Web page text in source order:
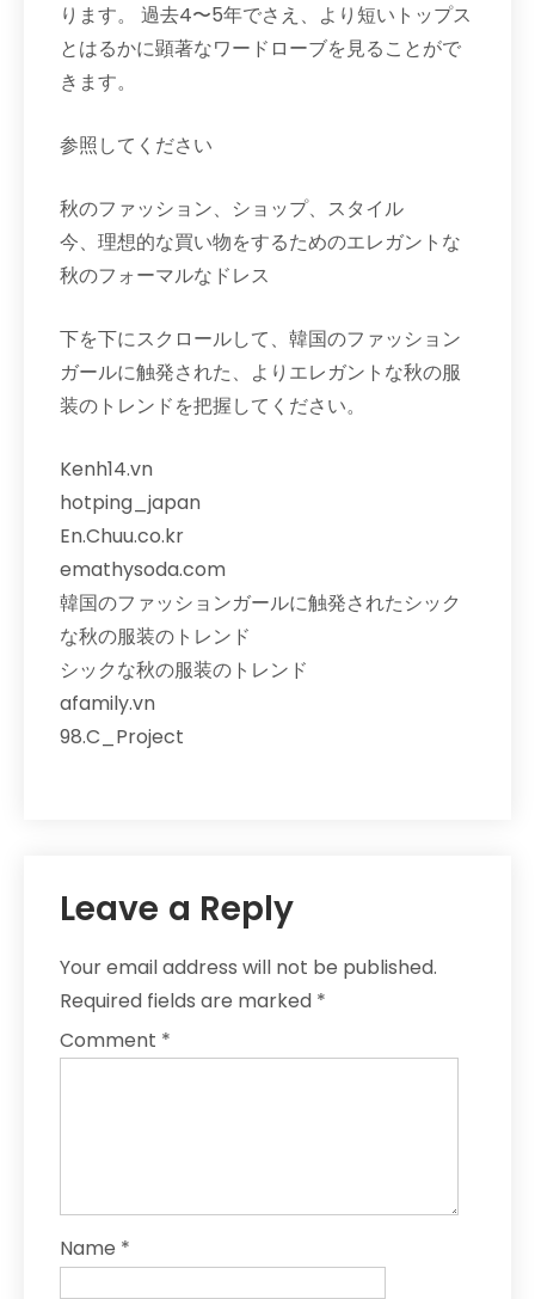
ります。 過去4〜5年でさえ、より短いトップス
とはるかに顕著なワードローブを見ることがで
きます。
参照してください
秋のファッション、ショップ、スタイル
今、理想的な買い物をするためのエレガントな
秋のフォーマルなドレス
下を下にスクロールして、韓国のファッション
ガールに触発された、よりエレガントな秋の服
装のトレンドを把握してください。
Kenh14.vn
hotping_japan
En.Chuu.co.kr
emathysoda.com
韓国のファッションガールに触発されたシック
な秋の服装のトレンド
シックな秋の服装のトレンド
afamily.vn
98.C_Project
Leave a Reply
Your email address will not be published.
Required fields are marked *
Comment *
Name *